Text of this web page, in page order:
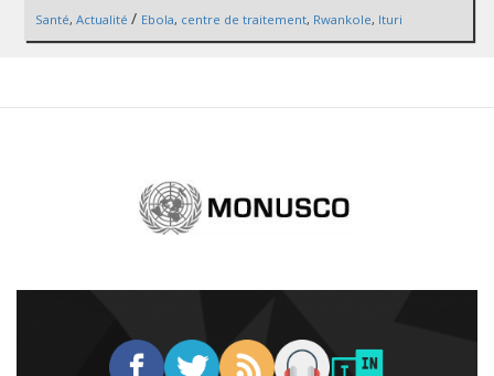
Santé, Actualité / Ebola, centre de traitement, Rwankole, Ituri